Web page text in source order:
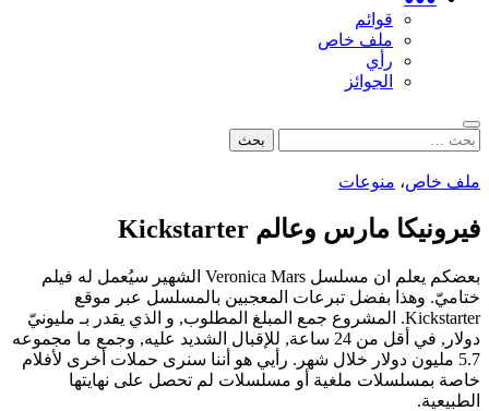
قوائم
ملف خاص
رأي
الجوائز
بحث
البحث
ملف خاص، منوعات
فيرونيكا مارس وعالم Kickstarter
بعضكم يعلم ان مسلسل Veronica Mars الشهير سيُعمل له فيلم
ختاميّ. وهذا بفضل تبرعات المعجبين بالمسلسل عبر موقع
Kickstarter. المشروع جمع المبلغ المطلوب, و الذي يقدر بـ مليونيّ
دولار, في أقل من 24 ساعة, للإقبال الشديد عليه, وجمع ما مجموعه
5.7 مليون دولار خلال شهر. رأيي هو أننا سنرى حملات أخرى لأفلام
خاصة بمسلسلات ملغية أو مسلسلات لم تحصل على نهايتها
الطبيعية.